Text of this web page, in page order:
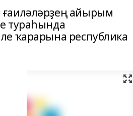
ғаиләләрҙең айырым
тураһында
ҡарарына республика